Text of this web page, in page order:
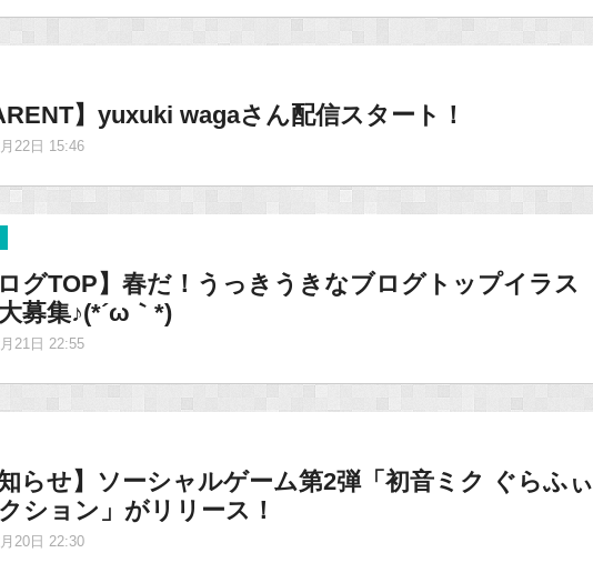
】yuxuki wagaさん配信スタート！
22日 15:46
ログTOP】春だ！うっきうきなブログトップイラス
募集♪(*´ω｀*)
21日 22:55
知らせ】ソーシャルゲーム第2弾「初音ミク ぐらふぃ
ション」がリリース！
20日 22:30